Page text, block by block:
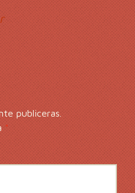
publiceras.
*